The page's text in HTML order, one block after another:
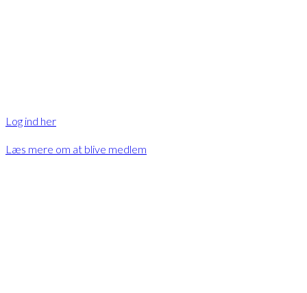
Log ind her
Læs mere om at blive medlem